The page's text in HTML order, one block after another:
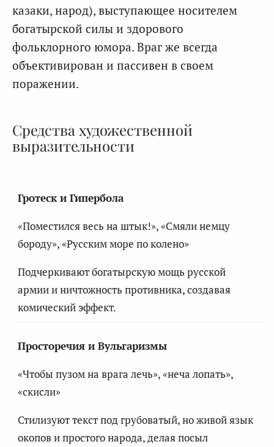
казаки, народ), выступающее носителем
богатырской силы и здорового
фольклорного юмора. Враг же всегда
объективирован и пассивен в своем
поражении.
Средства художественной
выразительности
Гротеск и Гипербола
«Поместился весь на штык!», «Смяли немцу
бороду», «Русским море по колено»
Подчеркивают богатырскую мощь русской
армии и ничтожность противника, создавая
комический эффект.
Просторечия и Вульгаризмы
«Чтобы пузом на врага лечь», «неча лопать»,
«скисли»
Стилизуют текст под грубоватый, но живой язык
окопов и простого народа, делая посыл